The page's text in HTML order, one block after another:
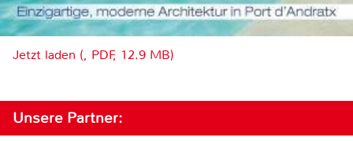
Jetzt laden (, PDF, 12.9 MB)
Unsere Partner: